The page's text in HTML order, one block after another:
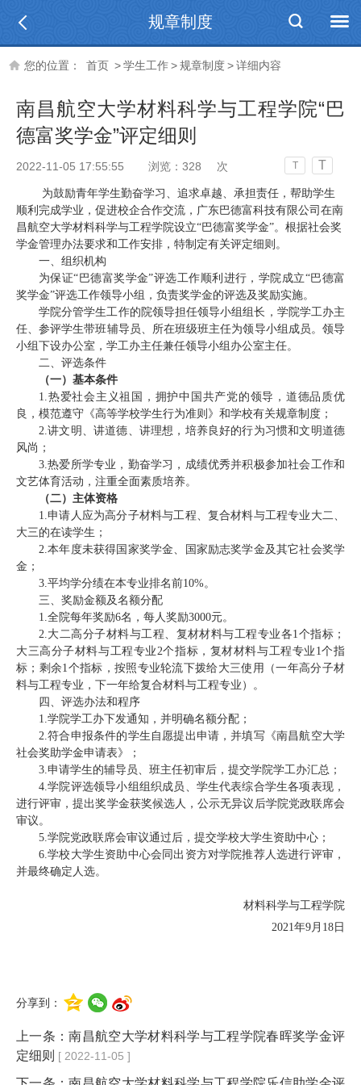
规章制度
您的位置： 首页 >学生工作>规章制度>详细内容
南昌航空大学材料科学与工程学院“巴
德富奖学金”评定细则
2022-11-05 17:55:55 浏览： 328 次 T T
为鼓励青年学生勤奋学习、追求卓越、承担责任，帮助学生
顺利完成学业，促进校企合作交流，广东巴德富科技有限公司在南
昌航空大学材料科学与工程学院设立“巴德富奖学金”。根据社会奖
学金管理办法要求和工作安排，特制定有关评定细则。
一、组织机构
为保证“巴德富奖学金”评选工作顺利进行，学院成立“巴德富
奖学金”评选工作领导小组，负责奖学金的评选及奖励实施。
学院分管学生工作的院领导担任领导小组组长，学院学工办主
任、参评学生带班辅导员、所在班级班主任为领导小组成员。领导
小组下设办公室，学工办主任兼任领导小组办公室主任。
二、评选条件
（一）基本条件
1.热爱社会主义祖国，拥护中国共产党的领导，道德品质优
良，模范遵守《高等学校学生行为准则》和学校有关规章制度；
2.讲文明、讲道德、讲理想，培养良好的行为习惯和文明道德
风尚；
3.热爱所学专业，勤奋学习，成绩优秀并积极参加社会工作和
文艺体育活动，注重全面素质培养。
（二）主体资格
1.申请人应为高分子材料与工程、复合材料与工程专业大二、
大三的在读学生；
2.本年度未获得国家奖学金、国家励志奖学金及其它社会奖学
金；
3.平均学分绩在本专业排名前10%。
三、奖励金额及名额分配
1.全院每年奖励6名，每人奖励3000元。
2.大二高分子材料与工程、复材材料与工程专业各1个指标；
大三高分子材料与工程专业2个指标，复材材料与工程专业1个指
标；剩余1个指标，按照专业轮流下拨给大三使用（一年高分子材
料与工程专业，下一年给复合材料与工程专业）。
四、评选办法和程序
1.学院学工办下发通知，并明确名额分配；
2.符合申报条件的学生自愿提出申请，并填写《南昌航空大学
社会奖助学金申请表》；
3.申请学生的辅导员、班主任初审后，提交学院学工办汇总；
4.学院评选领导小组组织成员、学生代表综合学生各项表现，
进行评审，提出奖学金获奖候选人，公示无异议后学院党政联席会
审议。
5.学院党政联席会审议通过后，提交学校大学生资助中心；
6.学校大学生资助中心会同出资方对学院推荐人选进行评审，
并最终确定人选。
材料科学与工程学院
2021年9月18日
分享到：
上一条：南昌航空大学材料科学与工程学院春晖奖学金评
定细则 [ 2022-11-05 ]